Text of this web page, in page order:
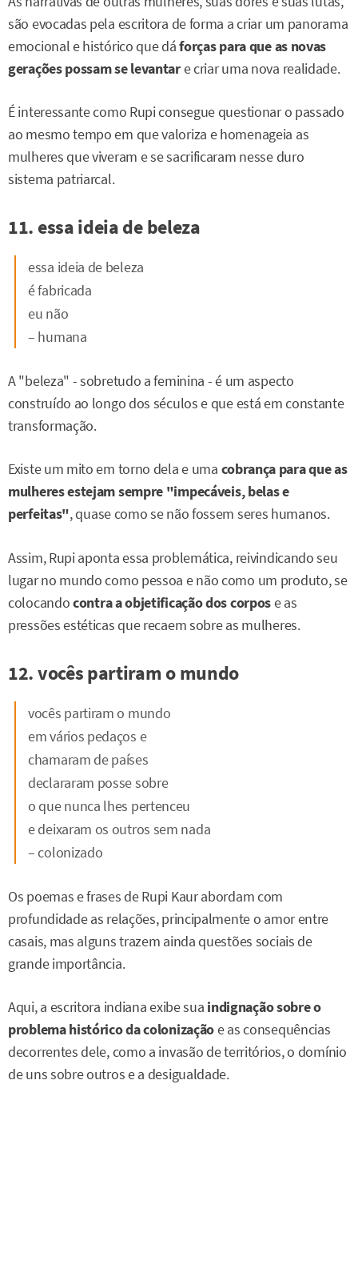
são evocadas pela escritora de forma a criar um panorama
emocional e histórico que dáforças para que as novas
gerações possam se levantare criar uma nova realidade.
É interessante como Rupi consegue questionar o passado
ao mesmo tempo em que valoriza e homenageia as
mulheres que viveram e se sacrificaram nesse duro
sistema patriarcal.
11. essa ideia de beleza
essa ideia de beleza
é fabricada
eu não
– humana
A "beleza" - sobretudo a feminina - é um aspecto
construído ao longo dos séculos e que está em constante
transformação.
Existe um mito em torno dela e uma cobrança para que as
mulheres estejam sempre "impecáveis, belas e
perfeitas", quase como se não fossem seres humanos.
Assim, Rupi aponta essa problemática, reivindicando seu
lugar no mundo como pessoa e não como um produto, se
colocandocontra a objetificação dos corpose as
pressões estéticas que recaem sobre as mulheres.
12. vocês partiram o mundo
vocês partiram o mundo
em vários pedaços e
chamaram de países
declararam posse sobre
o que nunca lhes pertenceu
e deixaram os outros sem nada
– colonizado
Os poemas e frases de Rupi Kaur abordam com
profundidade as relações, principalmente o amor entre
casais, mas alguns trazem ainda questões sociais de
grande importância.
Aqui, a escritora indiana exibe sua indignação sobre o
problema histórico da colonizaçãoe as consequências
decorrentes dele, como a invasão de territórios, o domínio
de uns sobre outros e a desigualdade.